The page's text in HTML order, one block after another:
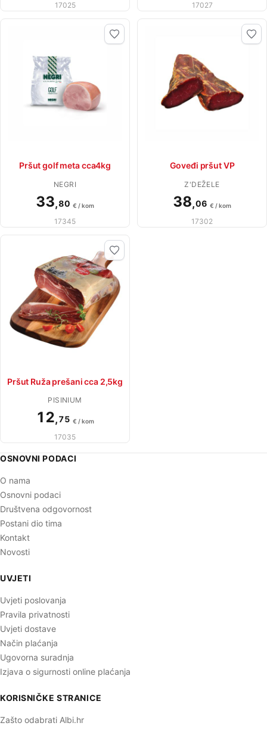
17025 17027
Pršut golf meta cca4kg
NEGRI
33,80 € / kom
17345
Goveđi pršut VP
Z'DEŽELE
38,06 € / kom
17302
Pršut Ruža prešani cca 2,5kg
PISINIUM
12,75 € / kom
17035
OSNOVNI PODACI
O nama
Osnovni podaci
Društvena odgovornost
Postani dio tima
Kontakt
Novosti
UVJETI
Uvjeti poslovanja
Pravila privatnosti
Uvjeti dostave
Način plaćanja
Ugovorna suradnja
Izjava o sigurnosti online plaćanja
KORISNIČKE STRANICE
Zašto odabrati Albi.hr